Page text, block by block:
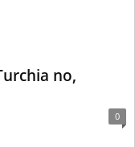
no,
0